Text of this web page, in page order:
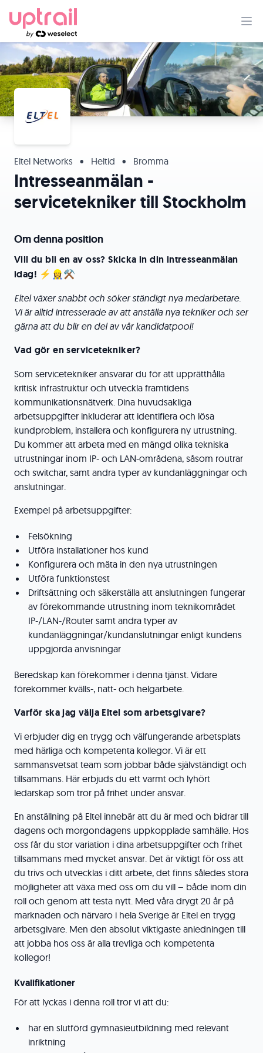
Eltel Networks • Heltid • Bromma
Intresseanmälan -
servicetekniker till Stockholm
Om denna position
Vill du bli en av oss? Skicka in din intresseanmälan
idag! ⚡👷‍♀️⚒️
Eltel växer snabbt och söker ständigt nya medarbetare.
Vi är alltid intresserade av att anställa nya tekniker och ser
gärna att du blir en del av vår kandidatpool!
Vad gör en servicetekniker?
Som servicetekniker ansvarar du för att upprätthålla
kritisk infrastruktur och utveckla framtidens
kommunikationsnätverk. Dina huvudsakliga
arbetsuppgifter inkluderar att identifiera och lösa
kundproblem, installera och konfigurera ny utrustning.
Du kommer att arbeta med en mängd olika tekniska
utrustningar inom IP- och LAN-områdena, såsom routrar
och switchar, samt andra typer av kundanläggningar och
anslutningar.
Exempel på arbetsuppgifter:
Felsökning
Utföra installationer hos kund
Konfigurera och mäta in den nya utrustningen
Utföra funktionstest
Driftsättning och säkerställa att anslutningen fungerar
av förekommande utrustning inom teknikområdet
IP-/LAN-/Router samt andra typer av
kundanläggningar/kundanslutningar enligt kundens
uppgjorda anvisningar
Beredskap kan förekommer i denna tjänst. Vidare
förekommer kvälls-, natt- och helgarbete.
Varför ska jag välja Eltel som arbetsgivare?
Vi erbjuder dig en trygg och välfungerande arbetsplats
med härliga och kompetenta kollegor. Vi är ett
sammansvetsat team som jobbar både självständigt och
tillsammans. Här erbjuds du ett varmt och lyhört
ledarskap som tror på frihet under ansvar.
En anställning på Eltel innebär att du är med och bidrar till
dagens och morgondagens uppkopplade samhälle. Hos
oss får du stor variation i dina arbetsuppgifter och frihet
tillsammans med mycket ansvar. Det är viktigt för oss att
du trivs och utvecklas i ditt arbete, det finns således stora
möjligheter att växa med oss om du vill – både inom din
roll och genom att testa nytt. Med våra drygt 20 år på
marknaden och närvaro i hela Sverige är Eltel en trygg
arbetsgivare. Men den absolut viktigaste anledningen till
att jobba hos oss är alla trevliga och kompetenta
kollegor!
Kvalifikationer
För att lyckas i denna roll tror vi att du:
har en slutförd gymnasieutbildning med relevant
inriktning